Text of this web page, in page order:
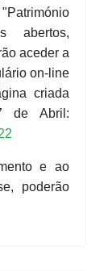
abertos,
aceder a
on-line
criada
de Abril:
e ao
poderão